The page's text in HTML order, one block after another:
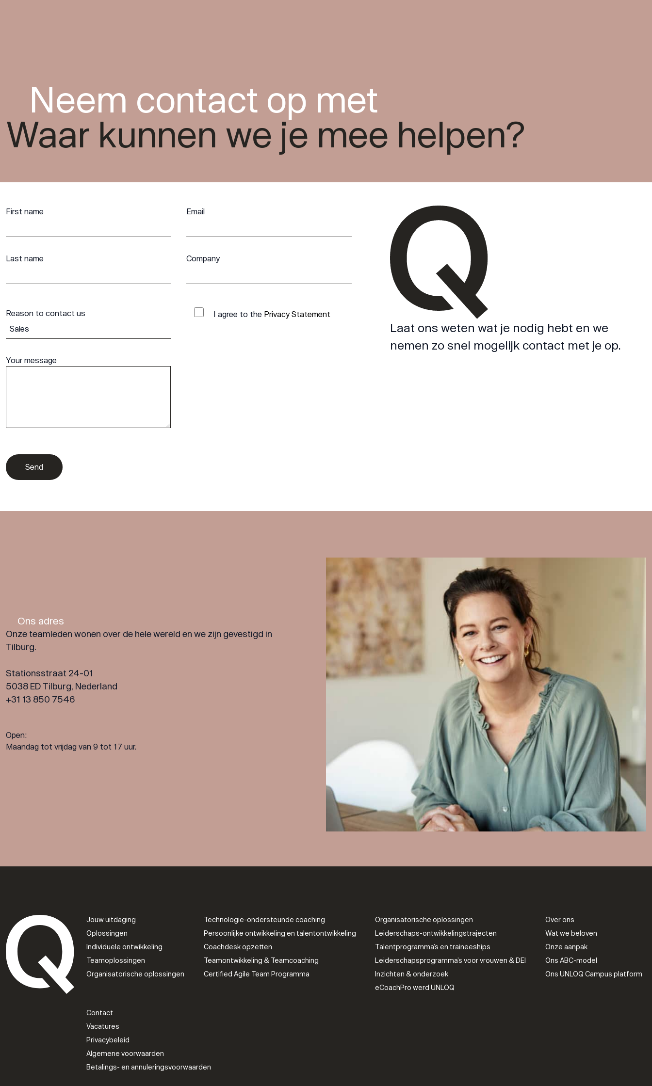
Neem contact op met
Waar kunnen we je mee helpen?
First name
Last name
Email
Company
Reason to contact us
Your message
I agree to the Privacy Statement
Laat ons weten wat je nodig hebt en we
nemen zo snel mogelijk contact met je op.
Ons adres
Onze teamleden wonen over de hele wereld en we zijn gevestigd in
Tilburg.
Stationsstraat 24-01
5038 ED Tilburg, Nederland
+31 13 850 7546
Open:
Maandag tot vrijdag van 9 tot 17 uur.
Jouw uitdaging
Oplossingen
Individuele ontwikkeling
Teamoplossingen
Organisatorische oplossingen
Technologie-ondersteunde coaching
Persoonlijke ontwikkeling en talentontwikkeling
Coachdesk opzetten
Teamontwikkeling & Teamcoaching
Certified Agile Team Programma
Organisatorische oplossingen
Leiderschaps-ontwikkelingstrajecten
Talentprogramma’s en traineeships
Leiderschapsprogramma’s voor vrouwen & DEI
Inzichten & onderzoek
eCoachPro werd UNLOQ
Over ons
Wat we beloven
Onze aanpak
Ons ABC-model
Ons UNLOQ Campus platform
Contact
Vacatures
Privacybeleid
Algemene voorwaarden
Betalings- en annuleringsvoorwaarden